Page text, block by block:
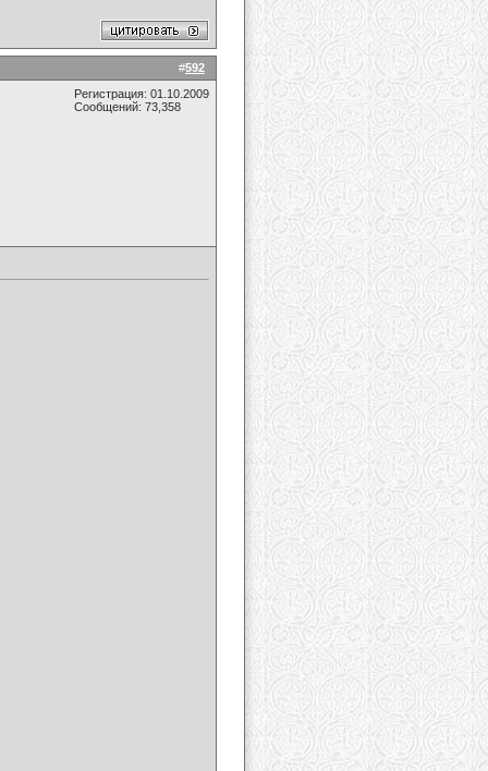
#592
Регистрация: 01.10.2009
Сообщений: 73,358